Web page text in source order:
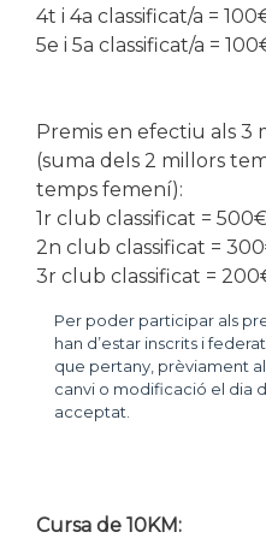
4t i 4a classificat/a =
5e i 5a classificat/a =
Premis en efectiu als 3
(suma dels 2 millors
temps femení):
1r club classificat =
2n club classificat =
3r club classificat =
Per poder participar als
han d’estar inscrits i
que pertany, prèviament
canvi o modificació el dia
acceptat.
Cursa de 10KM: